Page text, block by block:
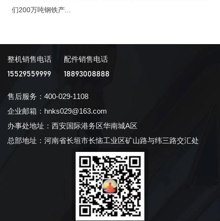
们200万吨钢铁产...
整机销售电话
15529559999
配件销售电话
18893008888
售后服务：400-029-1108
企业邮箱：hnks029@163.com
办事处地址：西安国际港务区华南城A区
总部地址：河南省长垣市长恼工业区矿山路与纬三路交汇处